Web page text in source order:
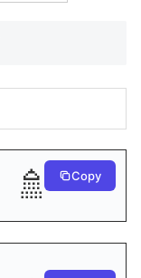
🚿 Copy